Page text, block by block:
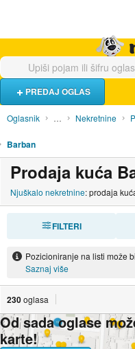
PREDAJ OGLAS
Oglasnik … Nekretnine
Barban
Prodaja kuća
Njuškalo nekretnine: prodaja
FILTERI
Pozicioniranje na listi može
Saznaj više
230oglasa
Od sada oglase
karte!